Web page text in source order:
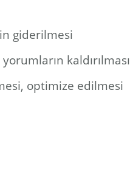
giderilmesi
kaldırılması
optimize edilmesi